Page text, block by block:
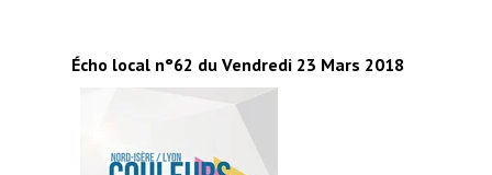
Écho local n°62 du Vendredi 23 Mars 2018